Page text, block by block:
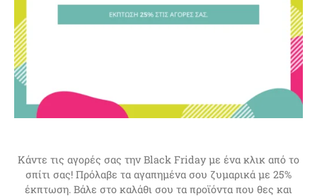
Κάντε τις αγορές σας την Black Friday με ένα κλικ από το
σπίτι σας! Πρόλαβε τα αγαπημένα σου ζυμαρικά με 25%
έκπτωση. Βάλε στο καλάθι σου τα προϊόντα που θες και